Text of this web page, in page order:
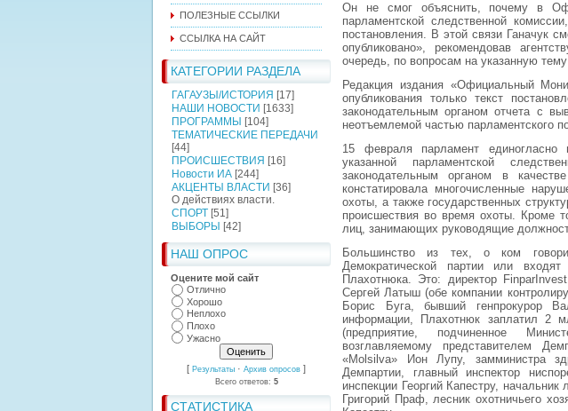
ПОЛЕЗНЫЕ ССЫЛКИ
ССЫЛКА НА САЙТ
КАТЕГОРИИ РАЗДЕЛА
ГАГАУЗЫ/ИСТОРИЯ [17]
НАШИ НОВОСТИ [1633]
ПРОГРАММЫ [104]
ТЕМАТИЧЕСКИЕ ПЕРЕДАЧИ
[44]
ПРОИСШЕСТВИЯ [16]
Новости ИА [244]
АКЦЕНТЫ ВЛАСТИ [36]
О действиях власти.
СПОРТ [51]
ВЫБОРЫ [42]
НАШ ОПРОС
Оцените мой сайт
Отлично
Хорошо
Неплохо
Плохо
Ужасно
[ Результаты · Архив опросов ]
Всего ответов: 5
СТАТИСТИКА
Он не смог объяснить, почему в
парламентской следственной
постановления. В этой связи Ганачук
опубликовано», рекомендовав
очередь, по вопросам на указанную
Редакция издания «Официальный
опубликования только текст
законодательным органом отчета с
неотъемлемой частью парламентского
15 февраля парламент единогласно
указанной парламентской
законодательным органом в
констатировала многочисленные
охоты, а также государственных
происшествия во время охоты. Кроме
лиц, занимающих руководящие
Большинство из тех, о ком
Демократической партии или
Плахотнюка. Это: директор
Сергей Латыш (обе компании
Борис Буга, бывший генпрокурор
информации, Плахотнюк заплатил 2
(предприятие, подчиненное
возглавляемому представителем
«Molsilva» Ион Лупу, замминистра
Демпартии, главный инспектор
инспекции Георгий Капестру,
Григорий Праф, лесник охотничьего